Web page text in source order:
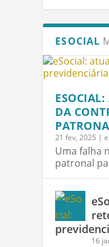
ESOCIAL
DA
21 fev, 2025 |
Uma falha
patronal
16